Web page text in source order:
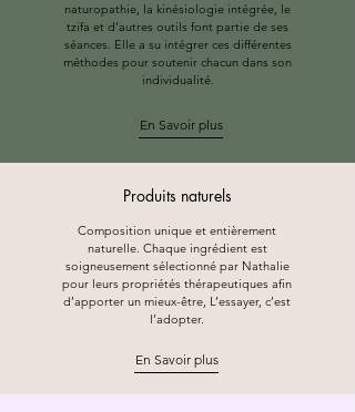
naturopathie, la kinésiologie intégrée, le
tzifa et d’autres outils font partie de ses
séances. Elle a su intégrer ces différentes
méthodes pour soutenir chacun dans son
individualité.
En Savoir plus
Produits naturels
Composition unique et entièrement
naturelle. Chaque ingrédient est
soigneusement sélectionné par Nathalie
pour leurs propriétés thérapeutiques afin
d’apporter un mieux-être, L’essayer, c’est
l’adopter.
En Savoir plus